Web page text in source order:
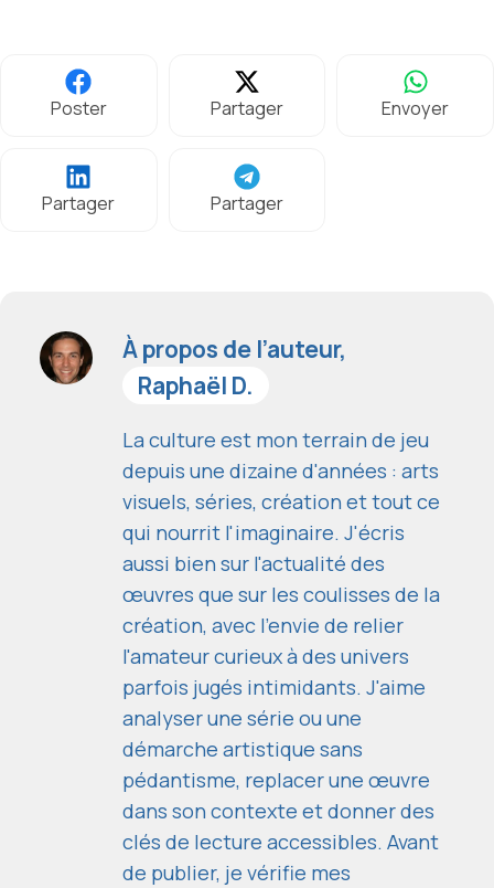
Poster Partager Envoyer
Partager Partager
À propos de l’auteur,
Raphaël D.
La culture est mon terrain de jeu
depuis une dizaine d'années : arts
visuels, séries, création et tout ce
qui nourrit l'imaginaire. J'écris
aussi bien sur l'actualité des
œuvres que sur les coulisses de la
création, avec l'envie de relier
l'amateur curieux à des univers
parfois jugés intimidants. J'aime
analyser une série ou une
démarche artistique sans
pédantisme, replacer une œuvre
dans son contexte et donner des
clés de lecture accessibles. Avant
de publier, je vérifie mes